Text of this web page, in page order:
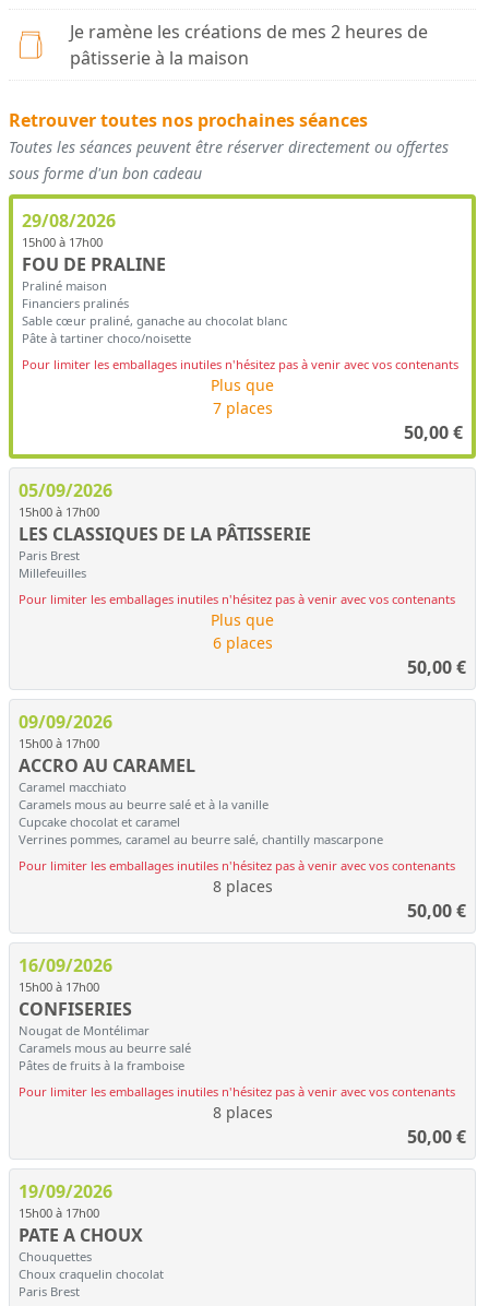
Je ramène les créations de mes 2 heures de
pâtisserie à la maison
Retrouver toutes nos prochaines séances
Toutes les séances peuvent être réserver directement ou offertes
sous forme d'un bon cadeau
29/08/2026
15h00 à 17h00
FOU DE PRALINE
Praliné maison
Financiers pralinés
Sable cœur praliné, ganache au chocolat blanc
Pâte à tartiner choco/noisette
Pour limiter les emballages inutiles n'hésitez pas à venir avec vos contenants
Plus que
7 places
50,00€
05/09/2026
15h00 à 17h00
LES CLASSIQUES DE LA PÂTISSERIE
Paris Brest
Millefeuilles
Pour limiter les emballages inutiles n'hésitez pas à venir avec vos contenants
Plus que
6 places
50,00€
09/09/2026
15h00 à 17h00
ACCRO AU CARAMEL
Caramel macchiato
Caramels mous au beurre salé et à la vanille
Cupcake chocolat et caramel
Verrines pommes, caramel au beurre salé, chantilly mascarpone
Pour limiter les emballages inutiles n'hésitez pas à venir avec vos contenants
8 places
50,00€
16/09/2026
15h00 à 17h00
CONFISERIES
Nougat de Montélimar
Caramels mous au beurre salé
Pâtes de fruits à la framboise
Pour limiter les emballages inutiles n'hésitez pas à venir avec vos contenants
8 places
50,00€
19/09/2026
15h00 à 17h00
PATE A CHOUX
Chouquettes
Choux craquelin chocolat
Paris Brest